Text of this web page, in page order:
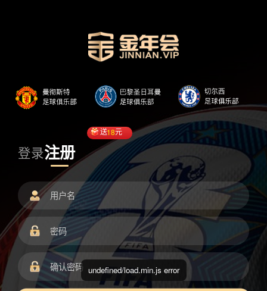
登录注册
送18元
undefined/load.min.js error